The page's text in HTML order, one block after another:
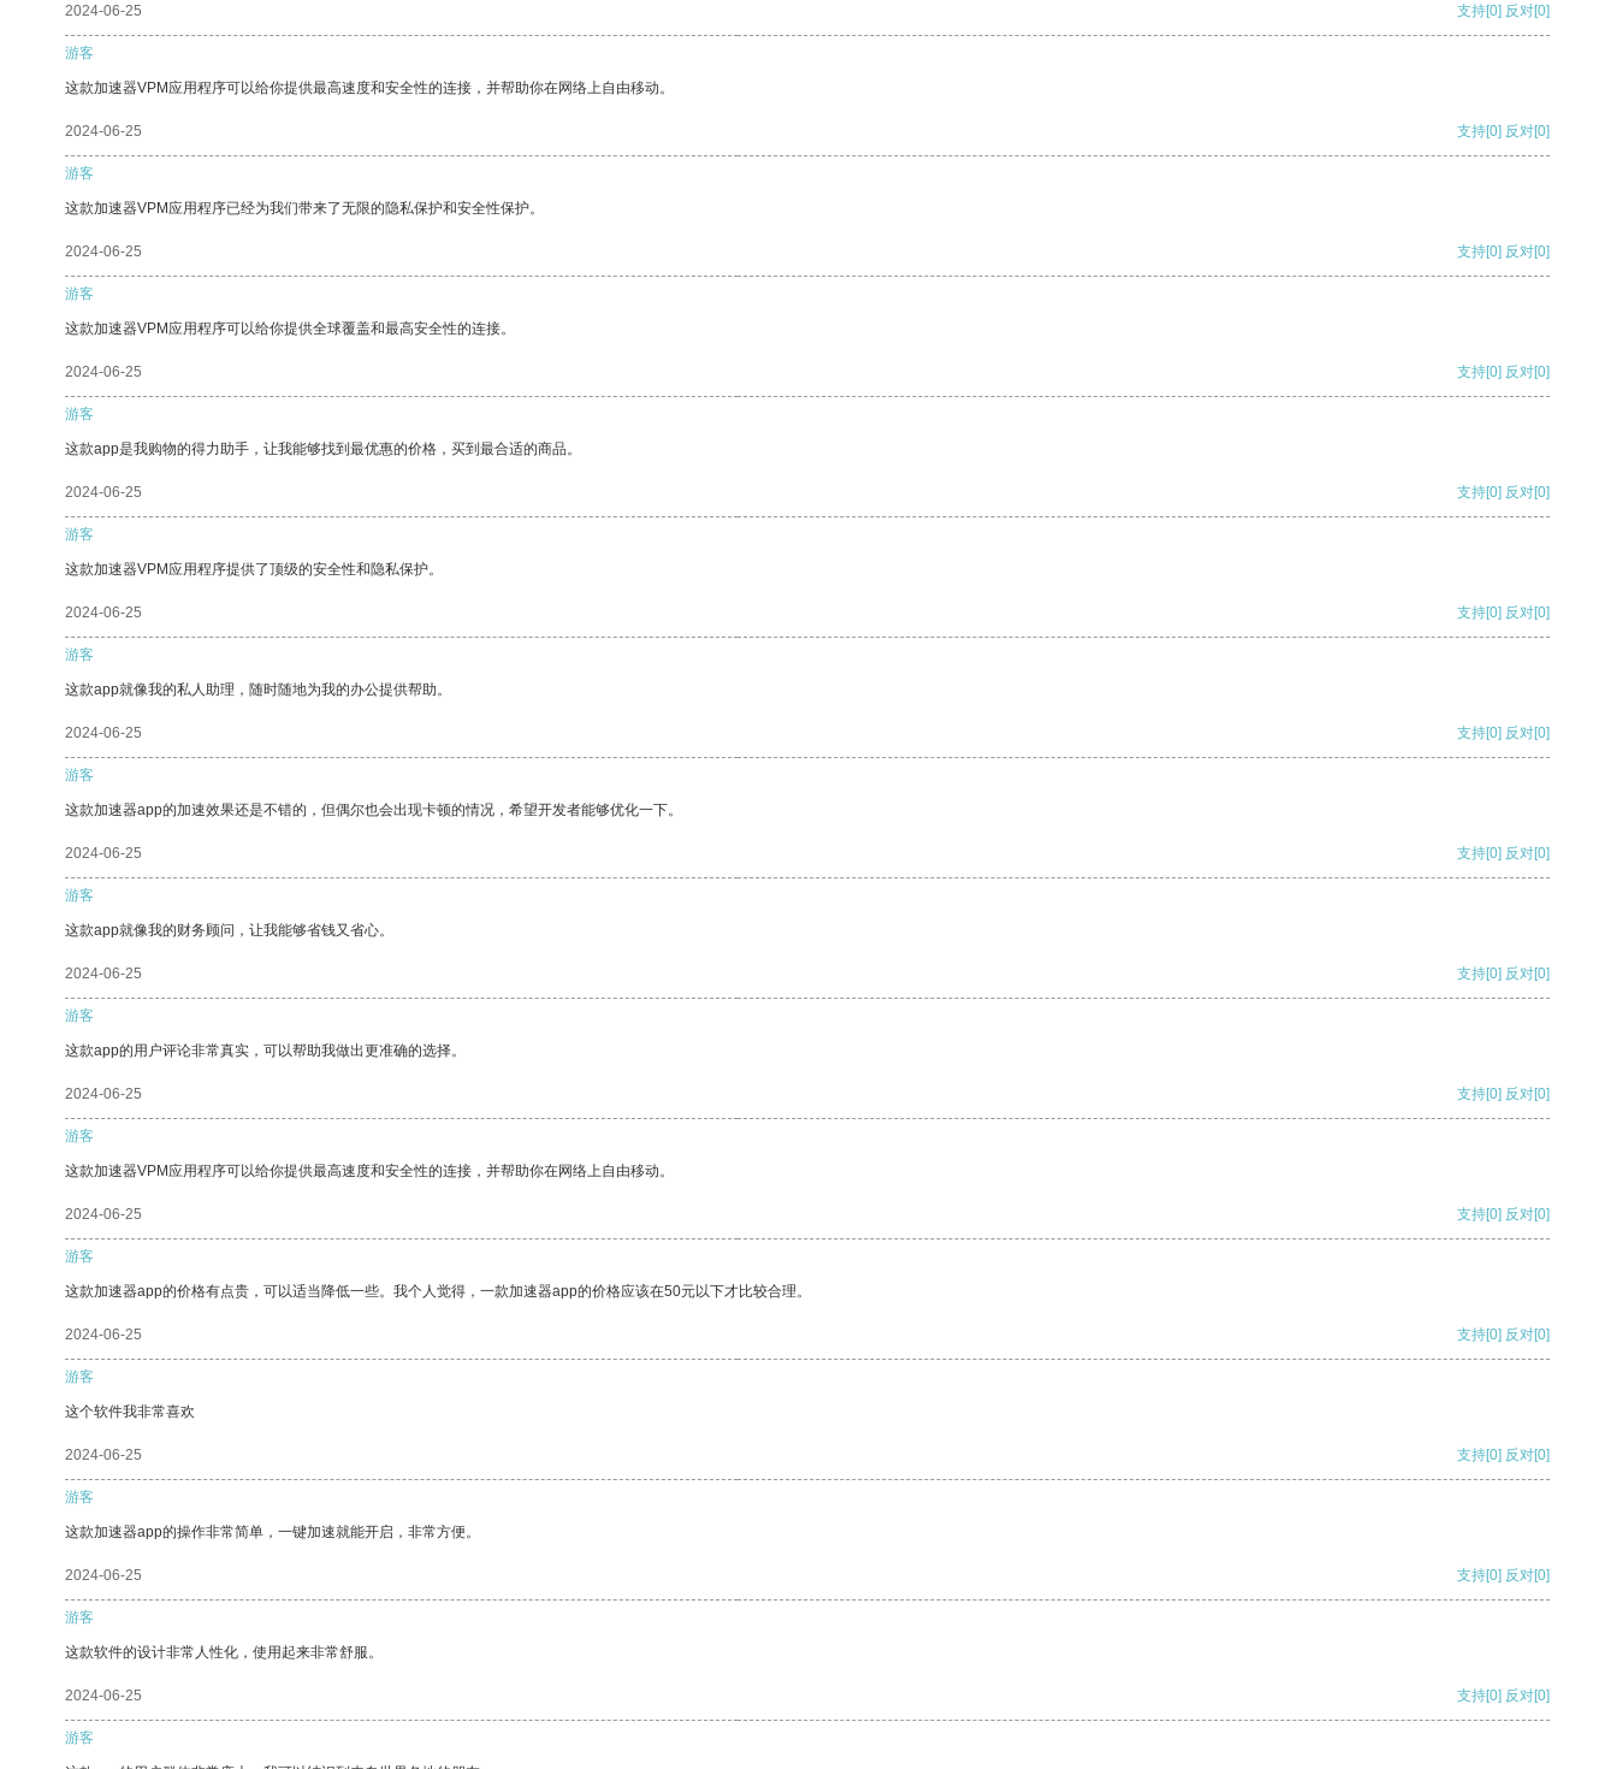
2024-06-25 支持[0] 反对[0]
游客
这款加速器VPM应用程序可以给你提供最高速度和安全性的连接，并帮助你在网络上自由移动。
2024-06-25 支持[0] 反对[0]
游客
这款加速器VPM应用程序已经为我们带来了无限的隐私保护和安全性保护。
2024-06-25 支持[0] 反对[0]
游客
这款加速器VPM应用程序可以给你提供全球覆盖和最高安全性的连接。
2024-06-25 支持[0] 反对[0]
游客
这款app是我购物的得力助手，让我能够找到最优惠的价格，买到最合适的商品。
2024-06-25 支持[0] 反对[0]
游客
这款加速器VPM应用程序提供了顶级的安全性和隐私保护。
2024-06-25 支持[0] 反对[0]
游客
这款app就像我的私人助理，随时随地为我的办公提供帮助。
2024-06-25 支持[0] 反对[0]
游客
这款加速器app的加速效果还是不错的，但偶尔也会出现卡顿的情况，希望开发者能够优化一下。
2024-06-25 支持[0] 反对[0]
游客
这款app就像我的财务顾问，让我能够省钱又省心。
2024-06-25 支持[0] 反对[0]
游客
这款app的用户评论非常真实，可以帮助我做出更准确的选择。
2024-06-25 支持[0] 反对[0]
游客
这款加速器VPM应用程序可以给你提供最高速度和安全性的连接，并帮助你在网络上自由移动。
2024-06-25 支持[0] 反对[0]
游客
这款加速器app的价格有点贵，可以适当降低一些。我个人觉得，一款加速器app的价格应该在50元以下才比较合理。
2024-06-25 支持[0] 反对[0]
游客
这个软件我非常喜欢
2024-06-25 支持[0] 反对[0]
游客
这款加速器app的操作非常简单，一键加速就能开启，非常方便。
2024-06-25 支持[0] 反对[0]
游客
这款软件的设计非常人性化，使用起来非常舒服。
2024-06-25 支持[0] 反对[0]
游客